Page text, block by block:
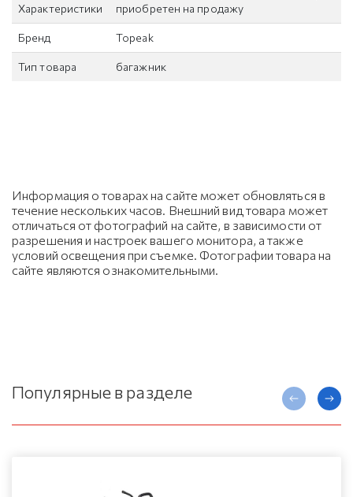
Характеристики
приобретен на продажу
Бренд Topeak
Тип товара багажник
Информация о товарах на сайте может обновляться в
течение нескольких часов. Внешний вид товара может
отличаться от фотографий на сайте, в зависимости от
разрешения и настроек вашего монитора, а также
условий освещения при съемке. Фотографии товара на
сайте являются ознакомительными.
Популярные в разделе